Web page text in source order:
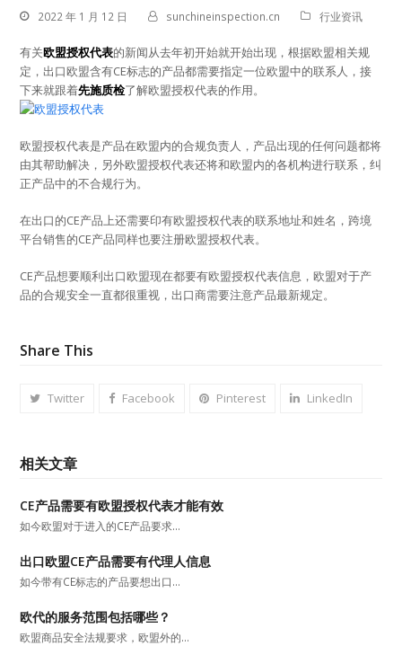
2022 年 1 月 12 日 sunchineinspection.cn 行业资讯
有关欧盟授权代表的新闻从去年初开始就开始出现，根据欧盟相关规
定，出口欧盟含有CE标志的产品都需要指定一位欧盟中的联系人，接
下来就跟着先施质检了解欧盟授权代表的作用。
欧盟授权代表是产品在欧盟内的合规负责人，产品出现的任何问题都将
由其帮助解决，另外欧盟授权代表还将和欧盟内的各机构进行联系，纠
正产品中的不合规行为。
在出口的CE产品上还需要印有欧盟授权代表的联系地址和姓名，跨境
平台销售的CE产品同样也要注册欧盟授权代表。
CE产品想要顺利出口欧盟现在都要有欧盟授权代表信息，欧盟对于产
品的合规安全一直都很重视，出口商需要注意产品最新规定。
Share This
Twitter Facebook Pinterest LinkedIn
相关文章
CE产品需要有欧盟授权代表才能有效
如今欧盟对于进入的CE产品要求…
出口欧盟CE产品需要有代理人信息
如今带有CE标志的产品要想出口…
欧代的服务范围包括哪些？
欧盟商品安全法规要求，欧盟外的…